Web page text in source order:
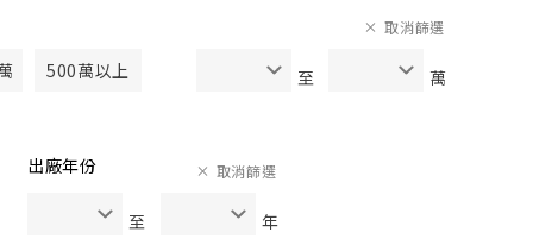
500萬以上 至 萬
取消篩選
出廠年份
至 年
取消篩選